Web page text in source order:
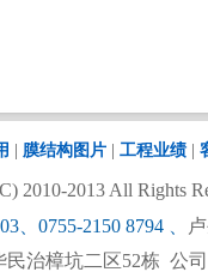
膜结构图片 |工程业绩|
2010-2013 All Rights
、0755-2150 8794
民治樟坑二区52栋 公